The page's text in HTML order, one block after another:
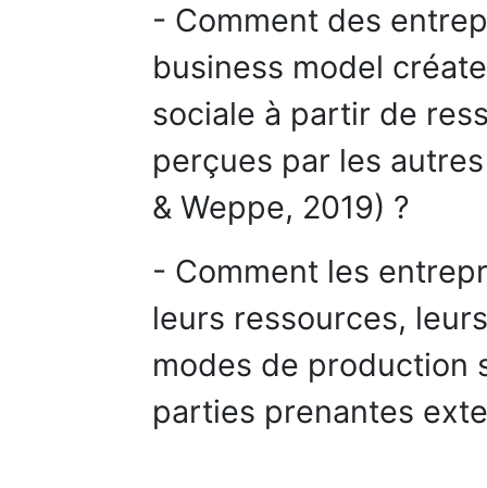
- Comment des
business model
sociale à partir de
perçues par les
& Weppe, 2019) ?
- Comment les
leurs ressources,
modes de production
parties prenantes